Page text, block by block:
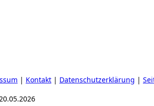
| Kontakt | Datenschutzerklärung |